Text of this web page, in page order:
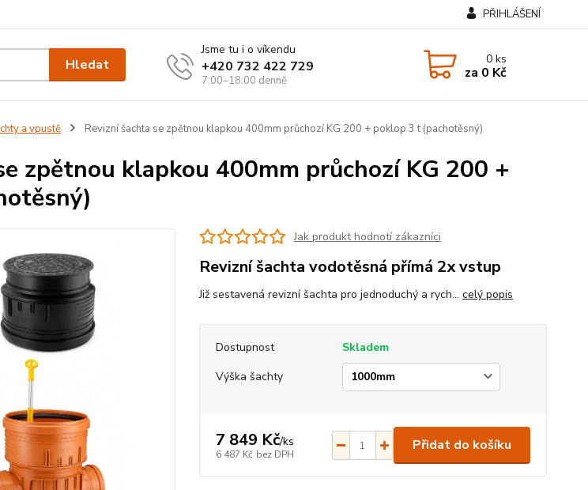
PŘIHLÁŠENÍ
Hledat
Jsme tu i o víkendu
+420 732 422 729
7:00–18:00 denně
0ks
za 0 Kč
a vpustě Revizní šachta se zpětnou klapkou 400mm průchozí KG 200 + poklop 3 t (pachotěsný)
zpětnou klapkou 400mm průchozí KG 200 +
Jak produkt hodnotí zákazníci
Revizní šachta vodotěsná přímá 2x vstup
Již sestavená revizní šachta pro jednoduchý a rych... celý popis
Dostupnost
Skladem
Výška šachty
7 849 Kč/ks
6 487 Kč bez DPH
Přidat do košíku